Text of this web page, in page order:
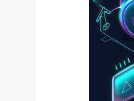
und
Kontrolle:
Technik
Knopfdruck